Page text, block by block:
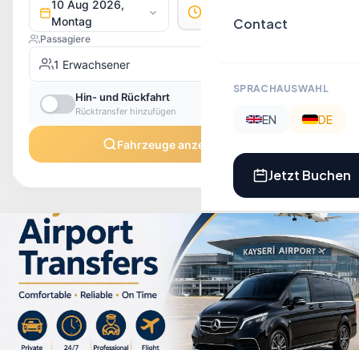
Contact
SPRACHAUSWAHL
EN DE
Jetzt Buchen